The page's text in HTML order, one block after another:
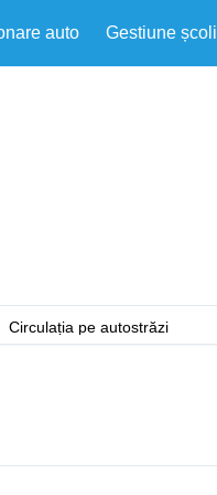
auto Gestiune școli
Circulația pe autostrăzi